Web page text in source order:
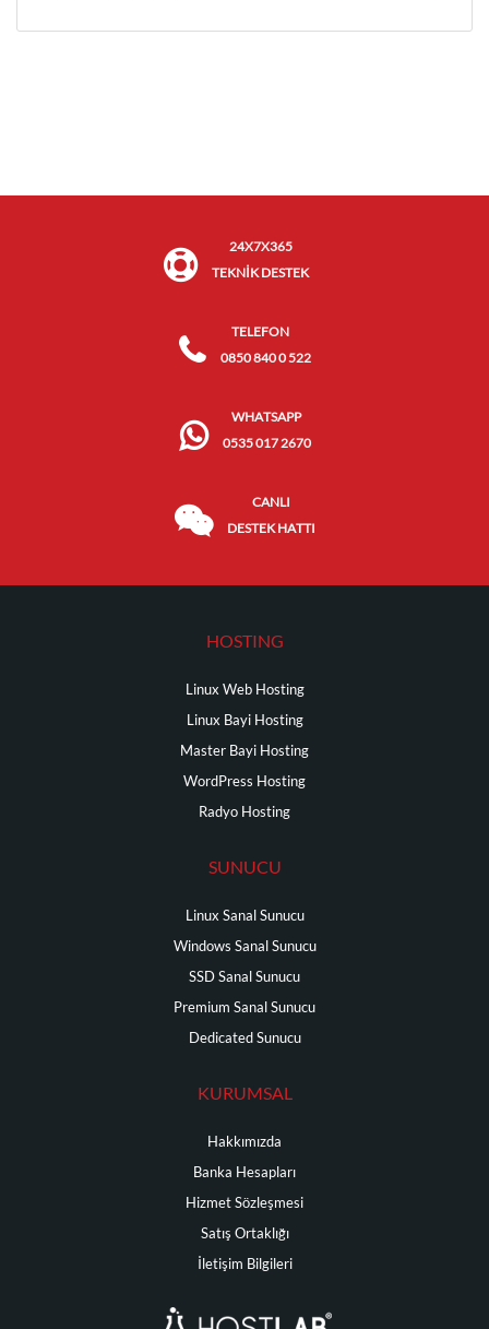
24X7X365
TEKNİK DESTEK
TELEFON
0850 840 0 522
WHATSAPP
0535 017 2670
CANLI
DESTEK HATTI
HOSTING
Linux Web Hosting
Linux Bayi Hosting
Master Bayi Hosting
WordPress Hosting
Radyo Hosting
SUNUCU
Linux Sanal Sunucu
Windows Sanal Sunucu
SSD Sanal Sunucu
Premium Sanal Sunucu
Dedicated Sunucu
KURUMSAL
Hakkımızda
Banka Hesapları
Hizmet Sözleşmesi
Satış Ortaklığı
İletişim Bilgileri